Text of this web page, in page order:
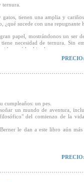
tienen una amplia y
¿qué sucede con una repugnante
papel, mostrándonos un ser
necesidad de ternura. Sin
está hechizado.
una invitación de un
del jardín sobre la mesa
belleza"(Peonza).
pero tierna- love story"
PRECIO:
cumpleaños: un pes.
un mundo de aventura,
del comienzo de la
le dan a este libro aún
PRECIO: